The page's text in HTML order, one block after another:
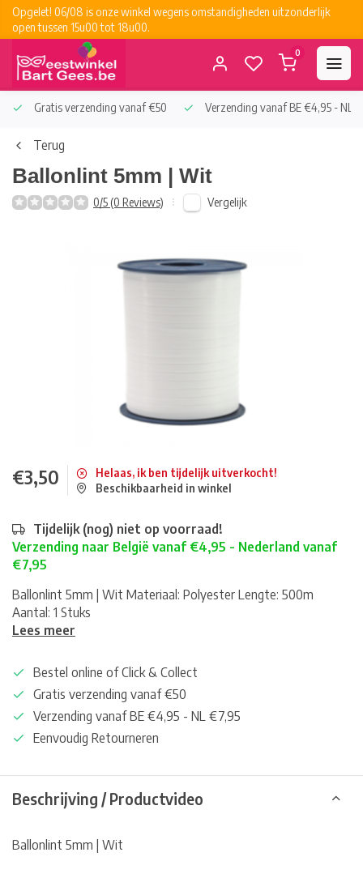
Opgelet! 06/08 is onze winkel wegens omstandigheden uitzonderlijk
open tussen 15u00 tot 18u00.
0
Gratis verzending vanaf €50 Verzending vanaf BE €4,95 - NL
Terug
Ballonlint 5mm | Wit
0/5 (0 Reviews) Vergelijk
€3,50
Helaas, ik ben tijdelijk uitverkocht!
Beschikbaarheid in winkel
Tijdelijk (nog) niet op voorraad!
Verzending naar België vanaf €4,95 - Nederland vanaf
€7,95
Ballonlint 5mm | Wit Materiaal: Polyester Lengte: 500m
Aantal: 1 Stuks
Lees meer
Bestel online of Click & Collect
Gratis verzending vanaf €50
Verzending vanaf BE €4,95 - NL €7,95
Eenvoudig Retourneren
Beschrijving / Productvideo
Ballonlint 5mm | Wit